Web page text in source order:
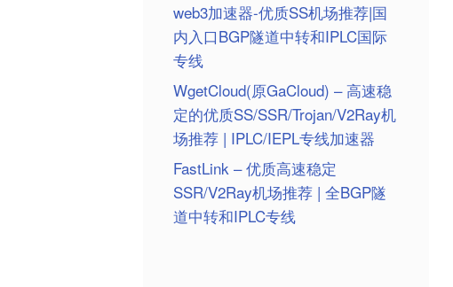
web3加速器-优质SS机场推荐|国
内入口BGP隧道中转和IPLC国际
专线
WgetCloud(原GaCloud) – 高速稳
定的优质SS/SSR/Trojan/V2Ray机
场推荐 | IPLC/IEPL专线加速器
FastLink – 优质高速稳定
SSR/V2Ray机场推荐 | 全BGP隧
道中转和IPLC专线